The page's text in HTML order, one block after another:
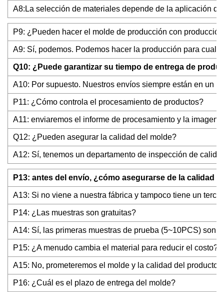
A8:La selección de materiales depende de la aplicación
P9: ¿Pueden hacer el molde de producción con
A9: Sí, podemos. Podemos hacer la producción para
Q10: ¿Puede garantizar su tiempo de entrega de
A10: Por supuesto. Nuestros envíos siempre están en un
P11: ¿Cómo controla el procesamiento de productos?
A11: enviaremos el informe de procesamiento y la
Q12: ¿Pueden asegurar la calidad del molde?
A12: Sí, tenemos un departamento de inspección de
P13: antes del envío, ¿cómo asegurarse de la calidad
A13: Si no viene a nuestra fábrica y tampoco tiene un
P14: ¿Las muestras son gratuitas?
A14: Sí, las primeras muestras de prueba (5~10PCS) son
P15: ¿A menudo cambia el material para reducir el costo?
A15: No, prometeremos el molde y la calidad del
P16: ¿Cuál es el plazo de entrega del molde?